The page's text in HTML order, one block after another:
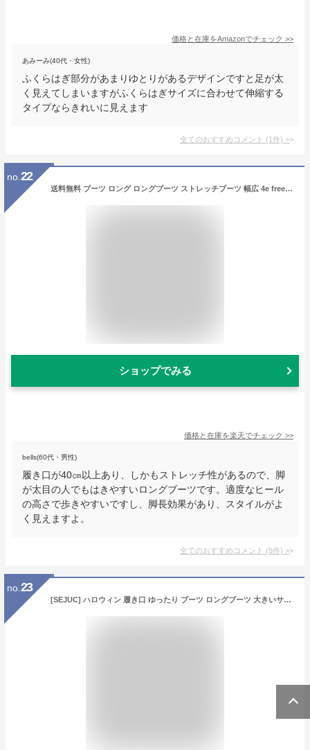
価格と在庫をAmazonでチェック >>
あみーみ(40代・女性)
ふくらはぎ部分があまりゆとりがあるデザインですと足が太
く見えてしまいますがふくらはぎサイズに合わせて伸縮する
タイプならきれいに見えます
全てのおすすめコメント (1件) >
no. 22
送料無料 ブーツ ロング ロングブーツ ストレッチブーツ 幅広 4e freely フリーリー レディース アーモンドトゥ サイドファスナー 変形ヒール 太ヒール 痛くない 履きやすい 柔らかい アウトレットシューズ
ショップでみる
価格と在庫を楽天でチェック >>
bells(60代・男性)
履き口が40㎝以上あり、しかもストレッチ性があるので、脚
が太目の人でもはきやすいロングブーツです。適度なヒール
の高さで歩きやすいですし、脚長効果があり、スタイルがよ
く見えますよ。
全てのおすすめコメント (5件) >
no. 23
[SEJUC] ハロウィン 履き口 ゆったり ブーツ ロングブーツ 大きいサイズ ブラック/裏起毛 大きい 24.0cm 筒周り ゆったり ブーツ ふくらはぎ 大きい 太め ブーツ レディース ジョッキーブーツ レディースブーツ レディースロングブーツ